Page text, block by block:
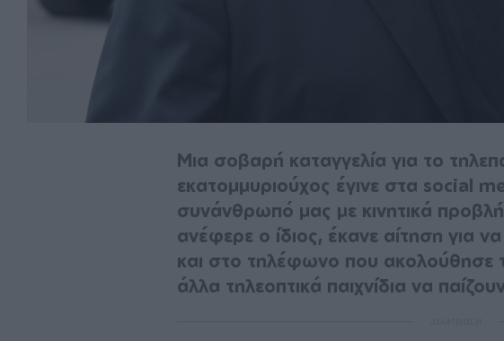
Μια σοβαρή καταγγελία για το
εκατομμυριούχος έγινε στα social
συνάνθρωπό μας με κινητικά
ανέφερε ο ίδιος, έκανε αίτηση για να
και στο τηλέφωνο που ακολούθησε
άλλα τηλεοπτικά παιχνίδια να